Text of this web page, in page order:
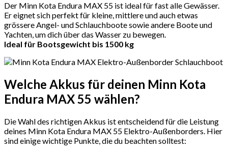
Der Minn Kota Endura MAX 55 ist ideal für fast alle Gewässer.
Er eignet sich perfekt für kleine, mittlere und auch etwas
grössere Angel- und Schlauchboote sowie andere Boote und
Yachten, um dich über das Wasser zu bewegen.
Ideal für Bootsgewicht bis 1500 kg
Welche Akkus für deinen Minn Kota
Endura MAX 55 wählen?
Die Wahl des richtigen Akkus ist entscheidend für die Leistung
deines Minn Kota Endura MAX 55 Elektro-Außenborders. Hier
sind einige wichtige Punkte, die du beachten solltest: